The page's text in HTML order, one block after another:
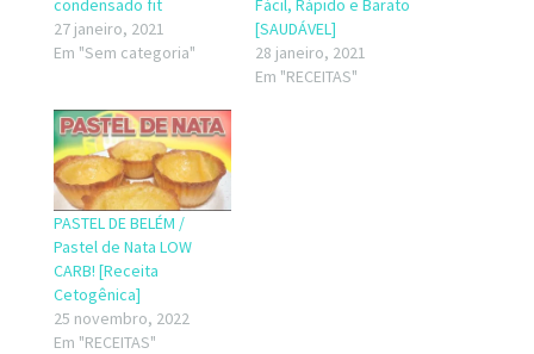
condensado fit
27 janeiro, 2021
Em "Sem categoria"
Fácil, Rápido e Barato
[SAUDÁVEL]
28 janeiro, 2021
Em "RECEITAS"
PASTEL DE BELÉM /
Pastel de Nata LOW
CARB! [Receita
Cetogênica]
25 novembro, 2022
Em "RECEITAS"